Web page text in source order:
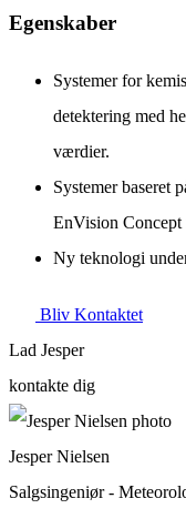
Egenskaber
Systemer for
detektering med
værdier.
Systemer baseret
EnVision
Ny teknologi
Bliv Kontaktet
Lad Jesper
kontakte dig
Jesper Nielsen
Salgsingeniør -